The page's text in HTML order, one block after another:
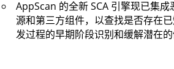
AppScan 的全新 SCA 引擎现已集
源和第三方组件，以查找是否存在
发过程的早期阶段识别和缓解潜在的